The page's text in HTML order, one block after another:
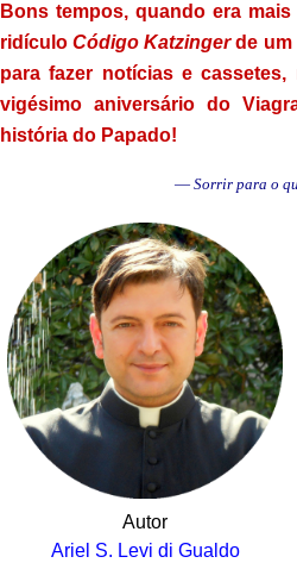
Bons tempos, quando era
ridículoCódigo Katzingerde um
para fazer notícias e
vigésimo aniversário do
história do Papado!
— Sorrir para o
Autor
Ariel S. Levi di Gualdo